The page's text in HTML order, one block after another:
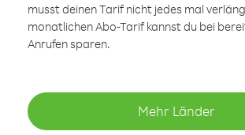
musst deinen Tarif nicht jedes mal
monatlichen Abo-Tarif kannst du bei
Anrufen sparen.
Mehr Länder